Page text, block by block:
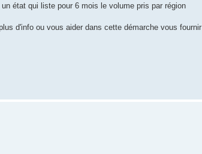
état qui liste pour 6 mois le volume pris par région
d'info ou vous aider dans cette démarche vous fournir